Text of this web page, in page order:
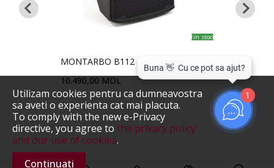
Utilizam cookies pentru ca dumneavostra
sa aveti o experienta cat mai placuta.
To comply with the new e-Privacy
directive, you agree to the privacy policy
and our use of cookies.
Continuati
in stoc
MONTARBO B112
10.490,00 MDL
FBT
1